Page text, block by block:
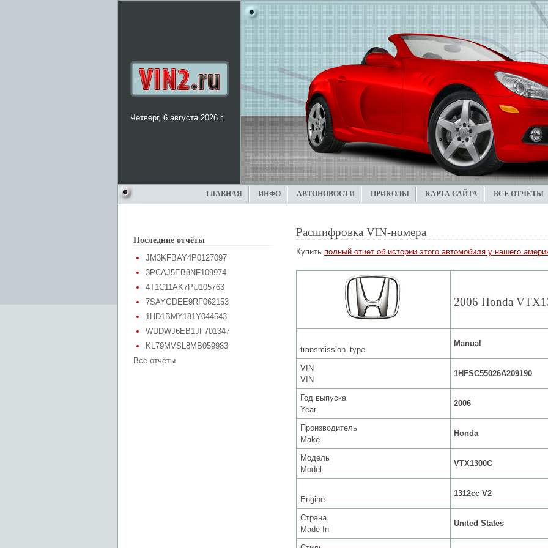
Четверг, 6 августа 2026 г.
ГЛАВНАЯ ИНФО АВТОНОВОСТИ ПРИКОЛЫ КАРТА САЙТА ВСЕ ОТЧЁТЫ
Последние отчёты
JM3KFBAY4P0127097
3PCAJ5EB3NF109974
4T1C11AK7PU105763
7SAYGDEE9RF062153
1HD1BMY181Y044543
WDDWJ6EB1JF701347
KL79MVSL8MB059983
Все отчёты
Расшифровка VIN-номера
Купить полный отчет об истории этого автомобиля у нашего
2006 Honda
transmission_type
Manual
VIN
VIN
1HFSC55026A209190
Год выпуска
Year
2006
Производитель
Make
Honda
Модель
Model
VTX1300C
Engine
1312cc V2
Страна
Made In
United States